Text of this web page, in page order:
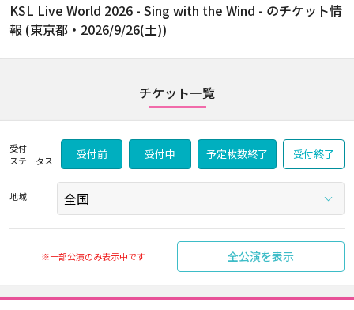
KSL Live World 2026 - Sing with the Wind - のチケット情
報 (東京都・2026/9/26(土))
チケット一覧
受付
ステータス
受付前 受付中 予定枚数終了 受付終了
地域
※一部公演のみ表示中です 全公演を表示